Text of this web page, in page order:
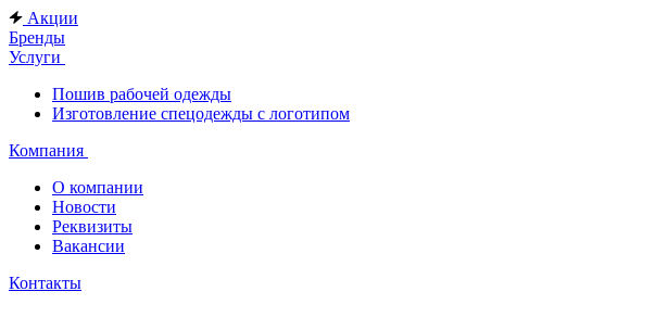
Акции
Бренды
Услуги
Пошив рабочей одежды
Изготовление спецодежды с логотипом
Компания
О компании
Новости
Реквизиты
Вакансии
Контакты